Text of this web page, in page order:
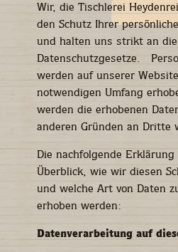
Wir, die Tischlerei
den Schutz Ihrer
und halten uns strikt an
Datenschutzgesetze.
werden auf unserer
notwendigen Umfang
werden die erhobenen
anderen Gründen an Dritte
Die nachfolgende
Überblick, wie wir diesen
und welche Art von Daten
erhoben werden:
Datenverarbeitung auf
Notwendig
Diese
Cookies
optional. Sie